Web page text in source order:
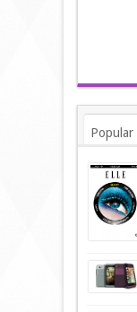
Popular